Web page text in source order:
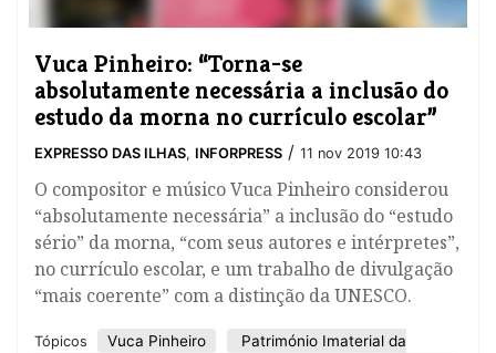
Vuca Pinheiro: “Torna-se
absolutamente necessária a inclusão do
estudo da morna no currículo escolar”
EXPRESSO DAS ILHAS, INFORPRESS / 11 nov 2019 10:43
O compositor e músico Vuca Pinheiro considerou
“absolutamente necessária” a inclusão do “estudo
sério” da morna, “com seus autores e intérpretes”,
no currículo escolar, e um trabalho de divulgação
“mais coerente” com a distinção da UNESCO.
Tópicos Vuca Pinheiro
Património Imaterial da